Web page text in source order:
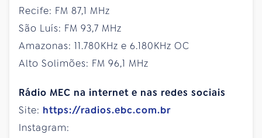
Recife: FM 87,1 MHz
São Luís: FM 93,7 MHz
Amazonas: 11.780KHz e 6.180KHz OC
Alto Solimões: FM 96,1 MHz
Rádio MEC na internet e nas redes sociais
Site: https://radios.ebc.com.br
Instagram: